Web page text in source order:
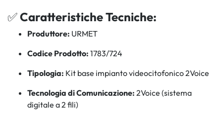
✅Caratteristiche Tecniche:
Produttore: URMET
Codice Prodotto: 1783/724
Tipologia: Kit base impianto videocitofonico 2Voice
Tecnologia di Comunicazione: 2Voice (sistema
digitale a 2 fili)